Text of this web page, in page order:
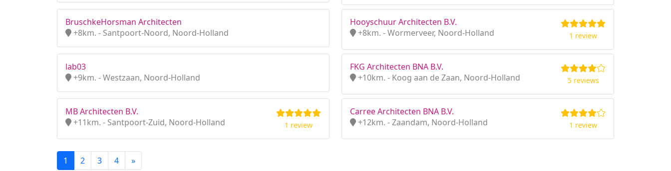
BruschkeHorsman Architecten
+8km. - Santpoort-Noord, Noord-Holland
Hooyschuur Architecten B.V.
+8km. - Wormerveer, Noord-Holland
1 review
lab03
+9km. - Westzaan, Noord-Holland
FKG Architecten BNA B.V.
+10km. - Koog aan de Zaan, Noord-Holland
5 reviews
MB Architecten B.V.
+11km. - Santpoort-Zuid, Noord-Holland
1 review
Carree Architecten BNA B.V.
+12km. - Zaandam, Noord-Holland
1 review
1 2 3 4 »